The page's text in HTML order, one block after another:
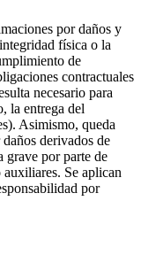
por daños y
física o la
de
contractuales
necesario para
la entrega del
Asimismo, queda
derivados de
por parte de
Se aplican
por